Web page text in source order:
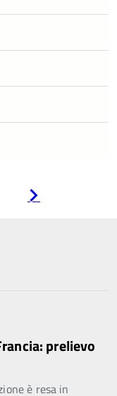
prelievo
è resa in